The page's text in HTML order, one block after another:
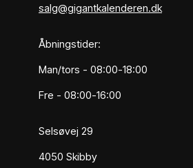
salg@gigantkalenderen.dk
Åbningstider:
Man/tors - 08:00-18:00
Fre - 08:00-16:00
Selsøvej 29
4050 Skibby